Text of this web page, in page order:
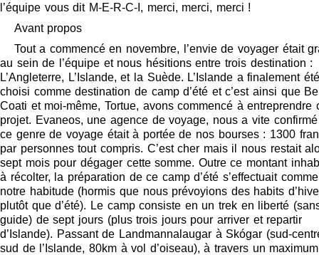
l’équipe vous dit M-E-R-C-I, merci, merci, merci !
Avant propos
Tout a commencé en novembre, l’envie de voyager était
au sein de l’équipe et nous hésitions entre trois destination :
L’Angleterre, L’Islande, et la Suède. L’Islande a finalement été
choisi comme destination de camp d’été et c’est ainsi que
Coati et moi-même, Tortue, avons commencé à entreprendre
projet. Evaneos, une agence de voyage, nous a vite
ce genre de voyage était à portée de nos bourses : 1300
par personnes tout compris. C’est cher mais il nous restait
sept mois pour dégager cette somme. Outre ce montant
à récolter, la préparation de ce camp d’été s’effectuait
notre habitude (hormis que nous prévoyions des habits
plutôt que d’été). Le camp consiste en un trek en liberté
guide) de sept jours (plus trois jours pour arriver et repartir
d’Islande). Passant de Landmannalaugar à Skógar (sud-
sud de l’Islande, 80km à vol d’oiseau), à travers un